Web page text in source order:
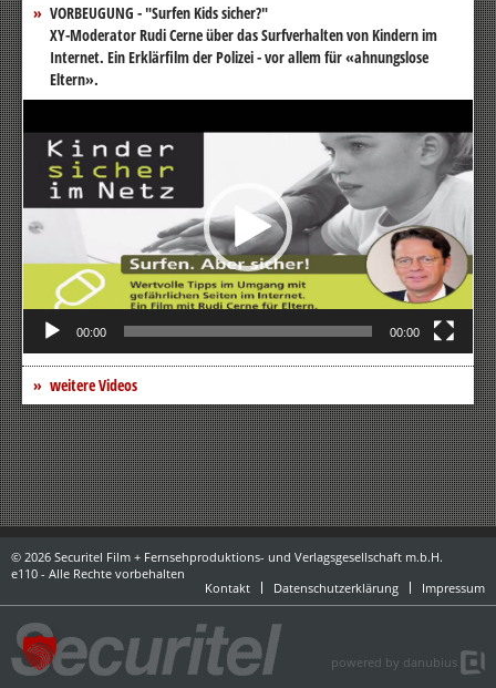
VORBEUGUNG - "Surfen Kids sicher?"
XY-Moderator Rudi Cerne über das Surfverhalten von Kindern im
Internet. Ein Erklärfilm der Polizei - vor allem für «ahnungslose
Eltern».
Video-
00:00 00:00
weitere Videos
© 2026 Securitel Film + Fernsehproduktions- und Verlagsgesellschaft m.b.H.
e110 - Alle Rechte vorbehalten
Kontakt
Datenschutzerklärung Impressum
powered by danubius